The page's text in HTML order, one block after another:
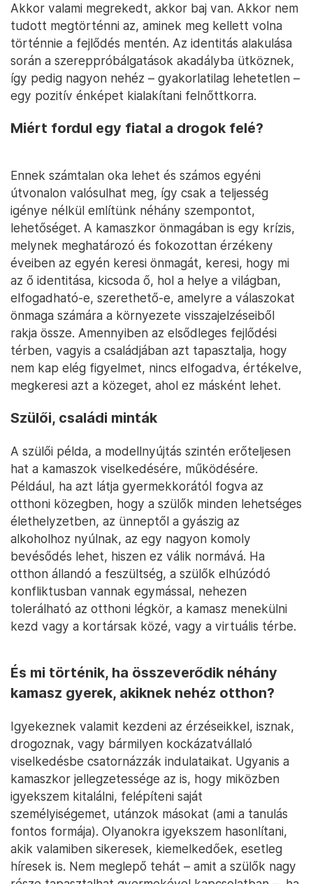
Akkor valami megrekedt, akkor baj van. Akkor nem
tudott megtörténni az, aminek meg kellett volna
történnie a fejlődés mentén. Az identitás alakulása
során a szereppróbálgatások akadályba ütköznek,
így pedig nagyon nehéz – gyakorlatilag lehetetlen –
egy pozitív énképet kialakítani felnőttkorra.
Miért fordul egy fiatal a drogok felé?
Ennek számtalan oka lehet és számos egyéni
útvonalon valósulhat meg, így csak a teljesség
igénye nélkül említünk néhány szempontot,
lehetőséget. A kamaszkor önmagában is egy krízis,
melynek meghatározó és fokozottan érzékeny
éveiben az egyén keresi önmagát, keresi, hogy mi
az ő identitása, kicsoda ő, hol a helye a világban,
elfogadható-e, szerethető-e, amelyre a válaszokat
önmaga számára a környezete visszajelzéseiből
rakja össze. Amennyiben az elsődleges fejlődési
térben, vagyis a családjában azt tapasztalja, hogy
nem kap elég figyelmet, nincs elfogadva, értékelve,
megkeresi azt a közeget, ahol ez másként lehet.
Szülői, családi minták
A szülői példa, a modellnyújtás szintén erőteljesen
hat a kamaszok viselkedésére, működésére.
Például, ha azt látja gyermekkorától fogva az
otthoni közegben, hogy a szülők minden lehetséges
élethelyzetben, az ünneptől a gyászig az
alkoholhoz nyúlnak, az egy nagyon komoly
bevésődés lehet, hiszen ez válik normává. Ha
otthon állandó a feszültség, a szülők elhúzódó
konfliktusban vannak egymással, nehezen
tolerálható az otthoni légkör, a kamasz menekülni
kezd vagy a kortársak közé, vagy a virtuális térbe.
És mi történik, ha összeverődik néhány
kamasz gyerek, akiknek nehéz otthon?
Igyekeznek valamit kezdeni az érzéseikkel, isznak,
drogoznak, vagy bármilyen kockázatvállaló
viselkedésbe csatornázzák indulataikat. Ugyanis a
kamaszkor jellegzetessége az is, hogy miközben
igyekszem kitalálni, felépíteni saját
személyiségemet, utánzok másokat (ami a tanulás
fontos formája). Olyanokra igyekszem hasonlítani,
akik valamiben sikeresek, kiemelkedőek, esetleg
híresek is. Nem meglepő tehát – amit a szülők nagy